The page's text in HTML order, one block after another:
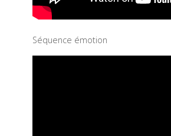
Séquence émotion